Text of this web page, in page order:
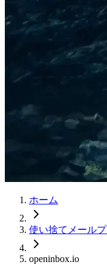
ホーム
使い捨てメール
openinbox.io